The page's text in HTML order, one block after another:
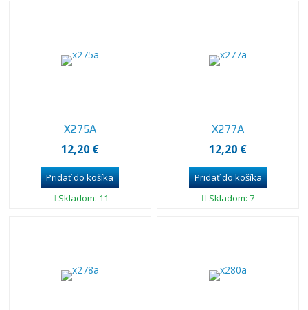
X275A
12,20 €
Skladom: 11
X277A
12,20 €
Skladom: 7